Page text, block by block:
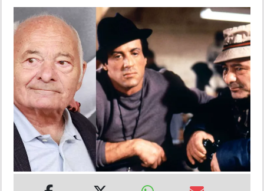
DEPORTES
MUNDO
INSÓLITAS
MULTIMEDIA
IMPRESO